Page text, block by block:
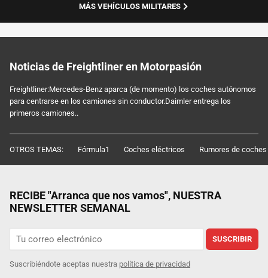
MÁS VEHÍCULOS MILITARES
Noticias de Freightliner en Motorpasión
Freightliner:Mercedes-Benz aparca (de momento) los coches autónomos
para centrarse en los camiones sin conductor.Daimler entrega los
primeros camiones..
OTROS TEMAS: Fórmula1 Coches eléctricos Rumores de coches
RECIBE "Arranca que nos vamos", NUESTRA
NEWSLETTER SEMANAL
SUSCRIBIR
Suscribiéndote aceptas nuestra política de privacidad